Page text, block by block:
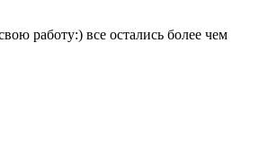
работу:) все остались более чем